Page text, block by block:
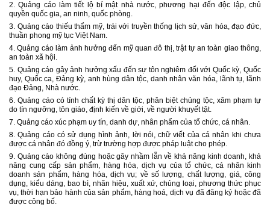
2. Quảng cáo làm tiết lộ bí mật nhà nước, phương hại đến độc lập, chủ
quyền quốc gia, an ninh, quốc phòng.
3. Quảng cáo thiếu thẩm mỹ, trái với truyền thống lịch sử, văn hóa, đạo đức,
thuần phong mỹ tục Việt Nam.
4. Quảng cáo làm ảnh hưởng đến mỹ quan đô thị, trật tự an toàn giao thông,
an toàn xã hội.
5. Quảng cáo gây ảnh hưởng xấu đến sự tôn nghiêm đối với Quốc kỳ, Quốc
huy, Quốc ca, Đảng kỳ, anh hùng dân tộc, danh nhân văn hóa, lãnh tụ, lãnh
đạo Đảng, Nhà nước.
6. Quảng cáo có tính chất kỳ thị dân tộc, phân biệt chủng tộc, xâm phạm tự
do tín ngưỡng, tôn giáo, định kiến về giới, về người khuyết tật.
7. Quảng cáo xúc phạm uy tín, danh dự, nhân phẩm của tổ chức, cá nhân.
8. Quảng cáo có sử dụng hình ảnh, lời nói, chữ viết của cá nhân khi chưa
được cá nhân đó đồng ý, trừ trường hợp được pháp luật cho phép.
9. Quảng cáo không đúng hoặc gây nhầm lẫn về khả năng kinh doanh, khả
năng cung cấp sản phẩm, hàng hóa, dịch vụ của tổ chức, cá nhân kinh
doanh sản phẩm, hàng hóa, dịch vụ; về số lượng, chất lượng, giá, công
dụng, kiểu dáng, bao bì, nhãn hiệu, xuất xứ, chủng loại, phương thức phục
vụ, thời hạn bảo hành của sản phẩm, hàng hoá, dịch vụ đã đăng ký hoặc đã
được công bố.